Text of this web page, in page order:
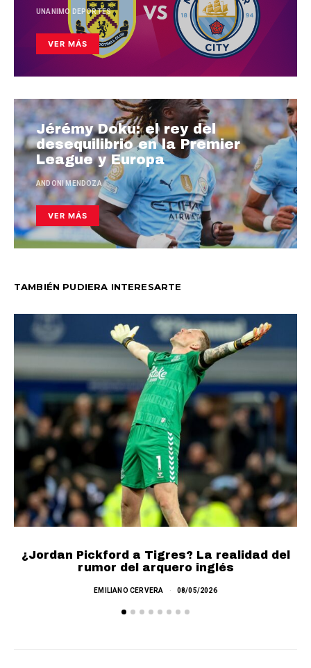
UNANIMO DEPORTES
VER MÁS
Jérémy Doku: el rey del
desequilibrio en la Premier
League y Europa
ANDONI MENDOZA
VER MÁS
TAMBIÉN PUDIERA INTERESARTE
¿Jordan Pickford a Tigres? La realidad del
rumor del arquero inglés
EMILIANO CERVERA 08/05/2026